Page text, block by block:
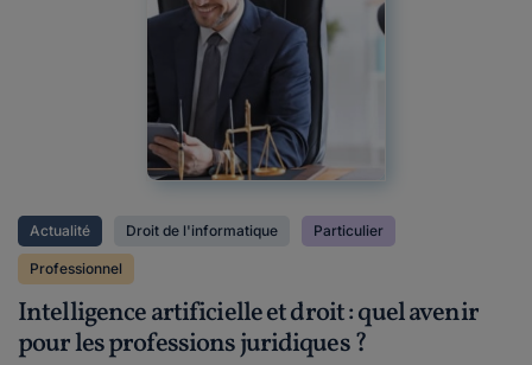
Actualité Droit de l'informatique Particulier
Professionnel
Intelligence artificielle et droit : quel avenir
pour les professions juridiques ?